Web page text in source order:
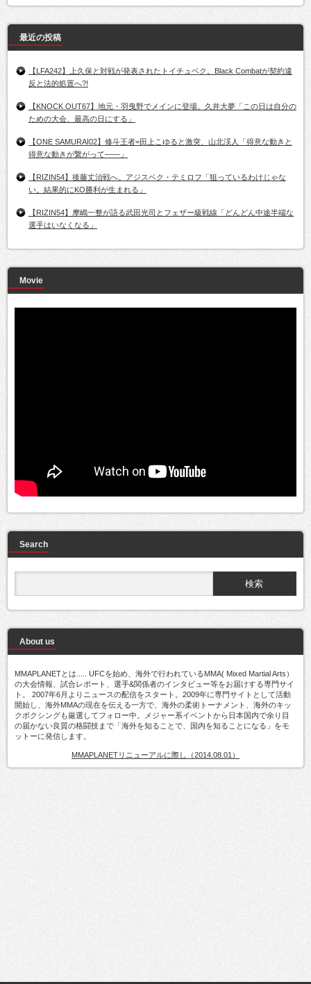
最近の投稿
【LFA242】上久保と対戦が発表されたトイチュベク。Black Combatが契約違
反と法的処置へ?!
【KNOCK OUT67】地元・羽曳野でメインに登場。久井大夢「この日は自分の
ための大会、最高の日にする」
【ONE SAMURAI02】修斗王者=田上こゆると激突、山北渓人「得意な動きと
得意な動きが繋がって――」
【RIZIN54】後藤丈治戦へ。アジスベク・テミロフ「狙っているわけじゃな
い。結果的にKO勝利が生まれる」
【RIZIN54】摩嶋一整が語る武田光司とフェザー級戦線「どんどん中途半端な
選手はいなくなる」
Movie
Search
About us
MMAPLANETとは..... UFCを始め、海外で行われているMMA( Mixed Martial Arts）
の大会情報、試合レポート、選手&関係者のインタビュー等をお届けする専門サイ
ト。 2007年6月よりニュースの配信をスタート。2009年に専門サイトとして活動
開始し、海外MMAの現在を伝える一方で、海外の柔術トーナメント、海外のキッ
クボクシングも厳選してフォロー中。メジャー系イベントから日本国内で余り目
の届かない良質の格闘技まで「海外を知ることで、国内を知ることになる」をモ
ットーに発信します。
MMAPLANETリニューアルに際し（2014.08.01）